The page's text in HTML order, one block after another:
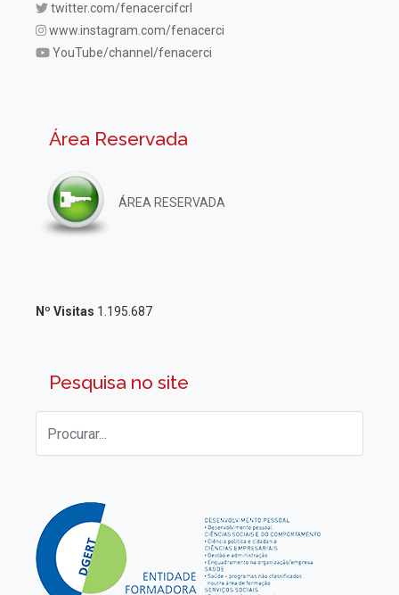
twitter.com/fenacercifcrl
www.instagram.com/fenacerci
YouTube/channel/fenacerci
Área Reservada
ÁREA RESERVADA
Nº Visitas 1.195.687
Pesquisa no site